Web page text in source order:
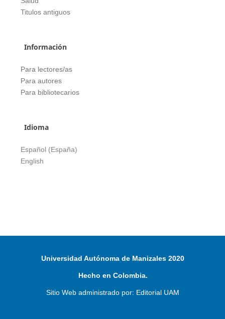
Titulos antiguos
Información
Para lectores/as
Para autores
Para bibliotecarios
Idioma
Español (España)
English
Universidad Autónoma de Manizales 2020
Hecho en Colombia.
Sitio Web administrado por: Editorial UAM